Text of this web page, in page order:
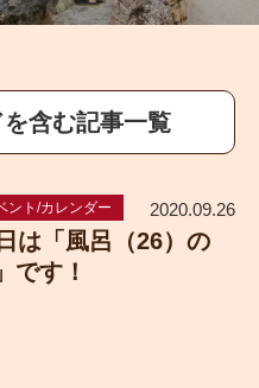
を含む記事一覧
ント/カレンダー 2020.09.26
は「風呂（26）の
です！